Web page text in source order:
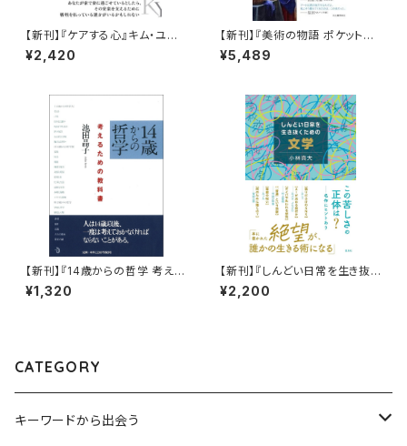
【新刊】『ケアする心』キム・ユダ
ム、小山内園子【訳】
¥2,420
【新刊】『美術の物語 ポケット版』
エルンスト・H・ゴンブリッチ
¥5,489
【新刊】『14歳からの哲学 考える
ための教科書』池田晶子
¥1,320
【新刊】『しんどい日常を生き抜く
ための文学』小林真大
¥2,200
CATEGORY
キーワードから出会う